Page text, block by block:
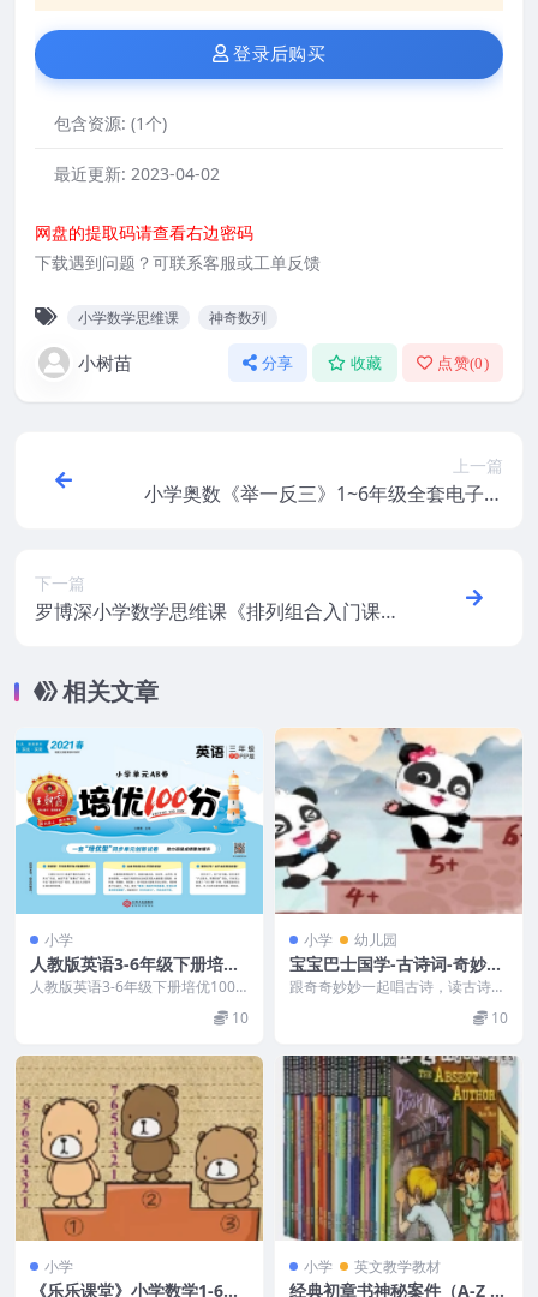
登录后购买
包含资源: (1个)
最近更新: 2023-04-02
网盘的提取码请查看右边密码
下载遇到问题？可联系客服或工单反馈
小学数学思维课 神奇数列
小树苗 分享 收藏 点赞(0)
上一篇
小学奥数《举一反三》1~6年级全套电子版
下一篇
罗博深小学数学思维课《排列组合入门课》-
相关文章
小学
人教版英语3-6年级下册培优
100分试卷（PDF）
人教版英语3-6年级下册培优100
10
小学 幼儿园
宝宝巴士国学-古诗词-奇妙古
诗词全套PDF电子书，音频和
跟奇奇妙妙一起唱古诗，读古诗，
用经典磨耳朵！ 腹有诗书气自
10
小学
《乐乐课堂》小学数学1-6年
小学 英文教学教材
经典初章书神秘案件（A-Z M